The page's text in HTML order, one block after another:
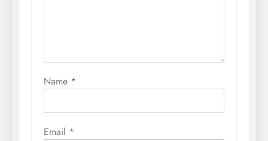
Name *
Email *